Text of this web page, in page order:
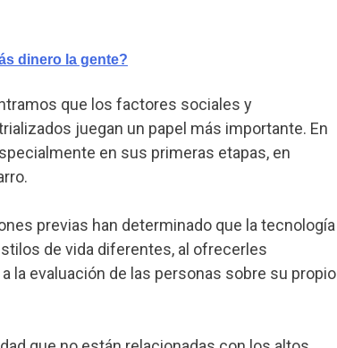
dinero la gente?
que los factores sociales y
juegan un papel más importante. En
en sus primeras etapas, en
previas han determinado que la tecnología
de vida diferentes, al ofrecerles
la evaluación de las personas sobre su propio